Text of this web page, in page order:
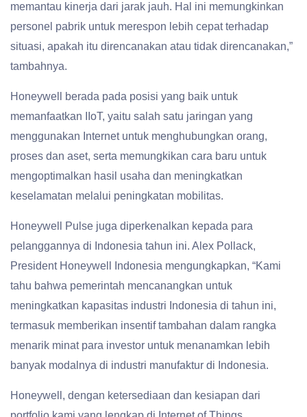
memantau kinerja dari jarak jauh. Hal ini memungkinkan
personel pabrik untuk merespon lebih cepat terhadap
situasi, apakah itu direncanakan atau tidak direncanakan,”
tambahnya.
Honeywell berada pada posisi yang baik untuk
memanfaatkan IIoT, yaitu salah satu jaringan yang
menggunakan Internet untuk menghubungkan orang,
proses dan aset, serta memungkikan cara baru untuk
mengoptimalkan hasil usaha dan meningkatkan
keselamatan melalui peningkatan mobilitas.
Honeywell Pulse juga diperkenalkan kepada para
pelanggannya di Indonesia tahun ini. Alex Pollack,
President Honeywell Indonesia mengungkapkan, “Kami
tahu bahwa pemerintah mencanangkan untuk
meningkatkan kapasitas industri Indonesia di tahun ini,
termasuk memberikan insentif tambahan dalam rangka
menarik minat para investor untuk menanamkan lebih
banyak modalnya di industri manufaktur di Indonesia.
Honeywell, dengan ketersediaan dan kesiapan dari